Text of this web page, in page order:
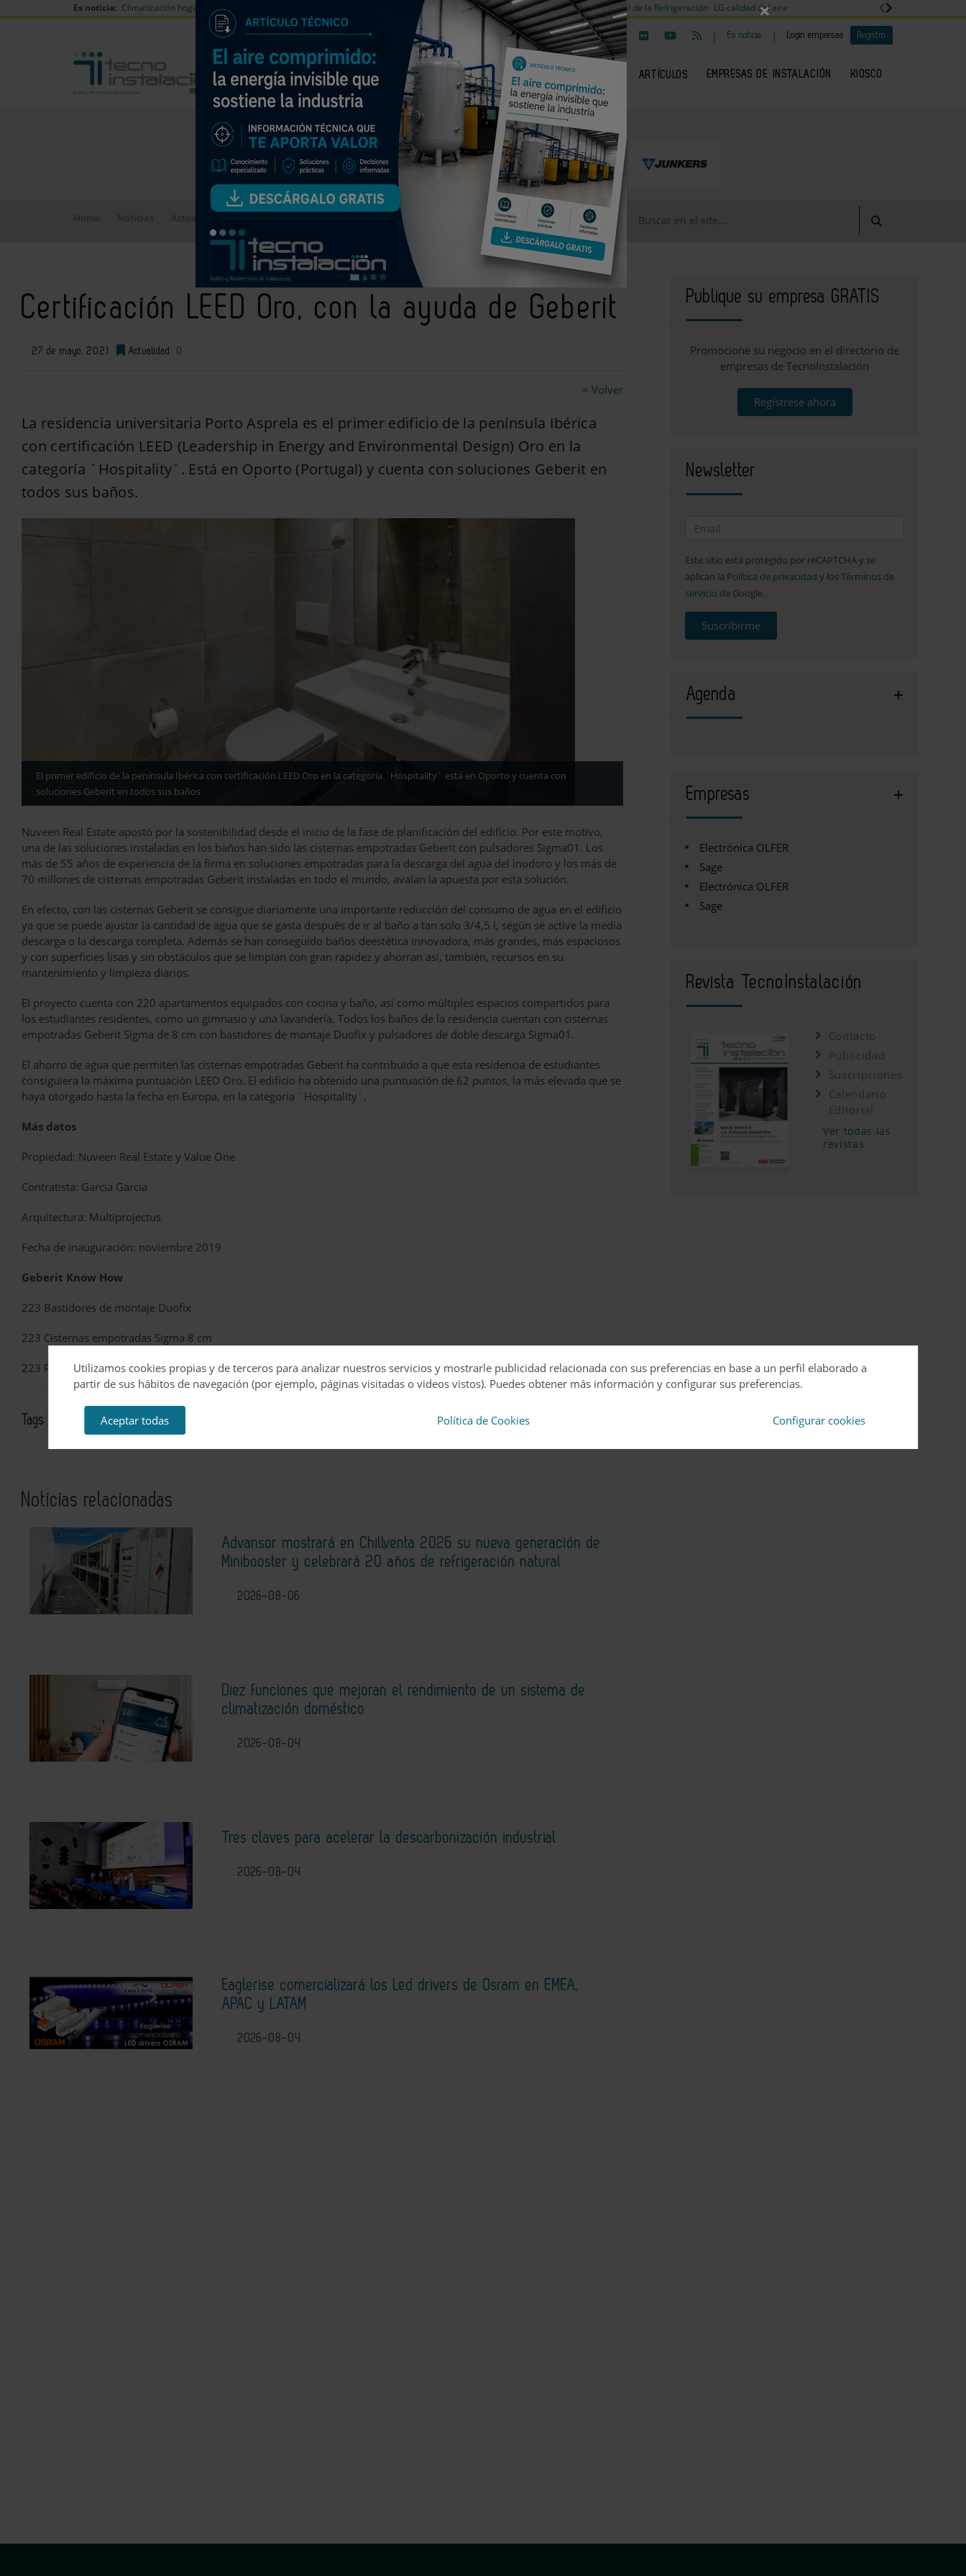
Es noticia: Climatización hogares verano Válvulas de equilibrado para sistemas calefacción Día mundial de la Refrigeración LG calidad del aire
| Es noticia | Login empresas Registro
NOTICIAS PRODUCTOS ARTÍCULOS EMPRESAS DE INSTALACIÓN KIOSCO
EMPRESAS PREMIUM
Certificación LEED Oro, con la ayuda de Geberit
Certificación LEED Oro, con la ayuda de Geberit
27 de mayo, 2021 Actualidad 0
< Volver
La residencia universitaria Porto Asprela es el primer edificio de la península Ibérica
con certificación LEED (Leadership in Energy and Environmental Design) Oro en la
categoría ´Hospitality´. Está en Oporto (Portugal) y cuenta con soluciones Geberit en
todos sus baños.
El primer edificio de la península Ibérica con certificación LEED Oro en la categoría ´Hospitality´ está en Oporto y cuenta con
soluciones Geberit en todos sus baños
Nuveen Real Estate apostó por la sostenibilidad desde el inicio de la fase de planificación del edificio. Por este motivo,
una de las soluciones instaladas en los baños han sido las cisternas empotradas Geberit con pulsadores Sigma01. Los
más de 55 años de experiencia de la firma en soluciones empotradas para la descarga del agua del inodoro y los más de
70 millones de cisternas empotradas Geberit instaladas en todo el mundo, avalan la apuesta por esta solución.
En efecto, con las cisternas Geberit se consigue diariamente una importante reducción del consumo de agua en el edificio
ya que se puede ajustar la cantidad de agua que se gasta después de ir al baño a tan solo 3/4,5 l, según se active la media
descarga o la descarga completa. Además se han conseguido baños deestética innovadora, más grandes, más espaciosos
y con superficies lisas y sin obstáculos que se limpian con gran rapidez y ahorran así, también, recursos en su
mantenimiento y limpieza diarios.
El proyecto cuenta con 220 apartamentos equipados con cocina y baño, así como múltiples espacios compartidos para
los estudiantes residentes, como un gimnasio y una lavandería. Todos los baños de la residencia cuentan con cisternas
empotradas Geberit Sigma de 8 cm con bastidores de montaje Duofix y pulsadores de doble descarga Sigma01.
El ahorro de agua que permiten las cisternas empotradas Geberit ha contribuido a que esta residencia de estudiantes
consiguiera la máxima puntuación LEED Oro. El edificio ha obtenido una puntuación de 62 puntos, la más elevada que se
haya otorgado hasta la fecha en Europa, en la categoría ´Hospitality´.
Más datos
Propiedad: Nuveen Real Estate y Value One
Contratista: Garcia Garcia
Arquitectura: Multiprojectus
Fecha de inauguración: noviembre 2019
Geberit Know How
223 Bastidores de montaje Duofix
223 Cisternas empotradas Sigma 8 cm
223 Pulsadores de doble descarga Sigma01
Tags: cuarto de baño cisterna empotrada
Noticias relacionadas
Advansor mostrará en Chillventa 2026 su nueva generación de
Minibooster y celebrará 20 años de refrigeración natural
2026-08-06
Diez funciones que mejoran el rendimiento de un sistema de
climatización doméstico
2026-08-04
Tres claves para acelerar la descarbonización industrial
2026-08-04
Eaglerise comercializará los Led drivers de Osram en EMEA,
APAC y LATAM
2026-08-04
Publique su empresa GRATIS
Promocione su negocio en el directorio de
empresas de TecnoInstalación
Regístrese ahora
Newsletter
Este sitio está protegido por reCAPTCHA y se
aplican la Política de privacidad y losTérminos de
servicio de Google.
Suscribirme
Agenda
Empresas
Electrónica OLFER
Sage
Electrónica OLFER
Sage
Revista TecnoInstalación
Contacto
Publicidad
Suscripciones
Calendario
Editorial
Ver todas las
revistas
Utilizamos cookies propias y de terceros para analizar nuestros servicios y mostrarle publicidad relacionada con sus preferencias en base a un perfil elaborado a
partir de sus hábitos de navegación (por ejemplo, páginas visitadas o videos vistos). Puedes obtener más información y configurar sus preferencias.
Aceptar todas Política de Cookies Configurar cookies
×